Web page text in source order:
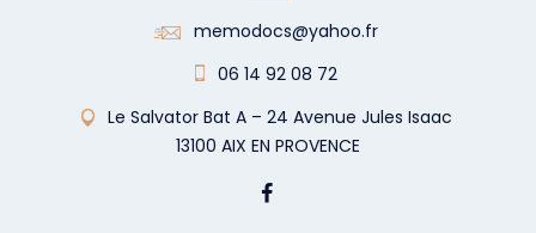
memodocs@yahoo.fr
06 14 92 08 72
Le Salvator Bat A – 24 Avenue Jules Isaac
13100 AIX EN PROVENCE